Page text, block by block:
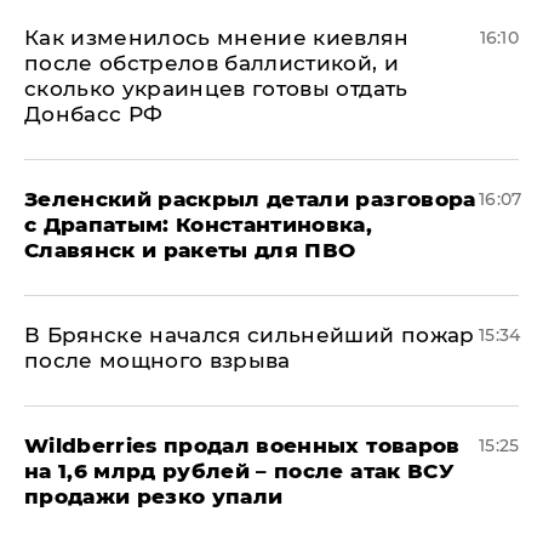
Как изменилось мнение киевлян
после обстрелов баллистикой, и
сколько украинцев готовы отдать
Донбасс РФ
16:10
​Зеленский раскрыл детали разговора
с Драпатым: Константиновка,
Славянск и ракеты для ПВО
16:07
В Брянске начался сильнейший пожар
после мощного взрыва
15:34
​Wildberries продал военных товаров
на 1,6 млрд рублей – после атак ВСУ
продажи резко упали
15:25